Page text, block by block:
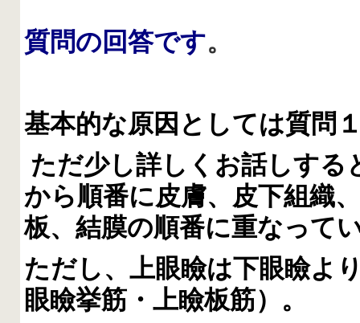
質問の回答です。
基本的な原因としては質問
ただ少し詳しくお話しする
から順番に皮膚、皮下組織
板、結膜の順番に重なって
ただし、上眼瞼は下眼瞼よ
眼瞼挙筋・上瞼板筋）。